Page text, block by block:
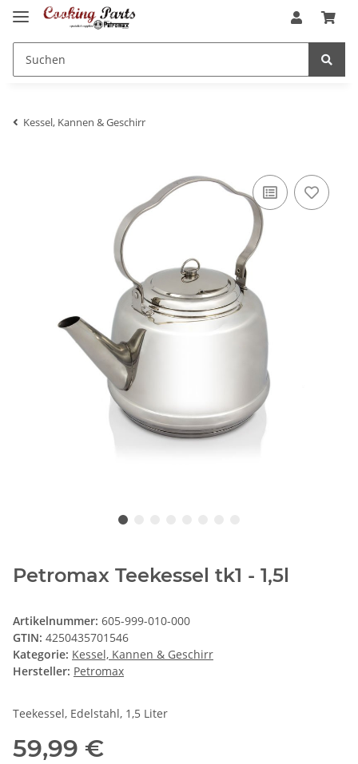
Kessel, Kannen & Geschirr
Petromax Teekessel tk1 - 1,5l
Artikelnummer: 605-999-010-000
GTIN: 4250435701546
Kategorie: Kessel, Kannen & Geschirr
Hersteller: Petromax
Teekessel, Edelstahl, 1,5 Liter
59,99 €